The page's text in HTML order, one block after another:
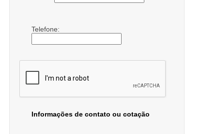
Telefone:
Informações de contato ou cotação